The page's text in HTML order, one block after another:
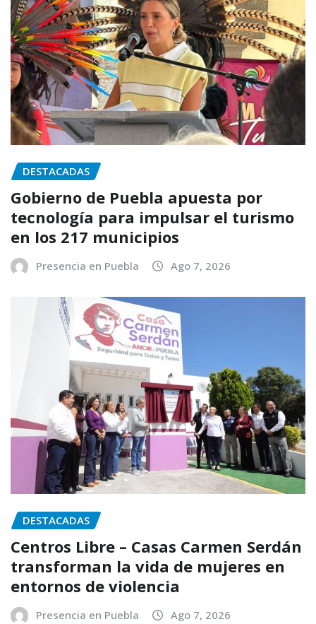
DESTACADAS
Gobierno de Puebla apuesta por
tecnología para impulsar el turismo
en los 217 municipios
Presencia en Puebla Ago 7, 2026
DESTACADAS
Centros Libre – Casas Carmen Serdán
transforman la vida de mujeres en
entornos de violencia
Presencia en Puebla Ago 7, 2026